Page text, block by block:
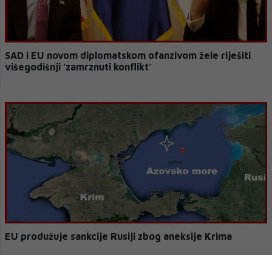
SAD i EU novom diplomatskom ofanzivom žele riješiti
višegodišnji 'zamrznuti konflikt'
EU produžuje sankcije Rusiji zbog aneksije Krima